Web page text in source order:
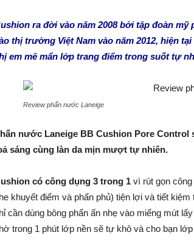
ra đời vào năm 2008 bởi tập đoàn
thị trường Việt Nam vào năm 2012, hiện
em mê mẩn lớp trang điểm trong suốt tự
Review phấn nước Laneige
nước Laneige BB Cushion Pore Control
sáng cùng làn da mịn mượt tự nhiên.
có công dụng 3 trong 1 vì rút gọn
khuyết điểm và phấn phủ) tiện lợi và tiết
cần dùng bông phấn ấn nhẹ vào miếng mút
trong 1 phút lớp nền sẽ tự khô và cho bạn